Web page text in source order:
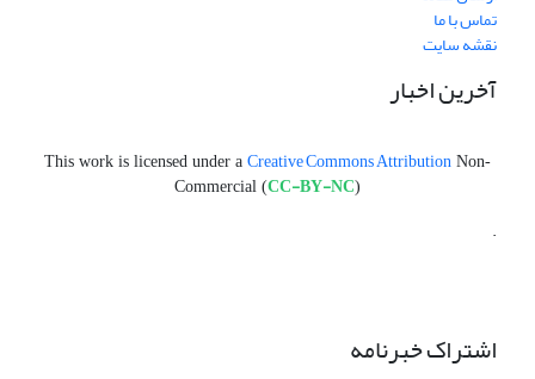
تماس با ما
نقشه سایت
آخرین اخبار
This work is licensed under a Creative Commons Attribution Non-
Commercial (CC-BY-NC)
.
اشتراک خبرنامه